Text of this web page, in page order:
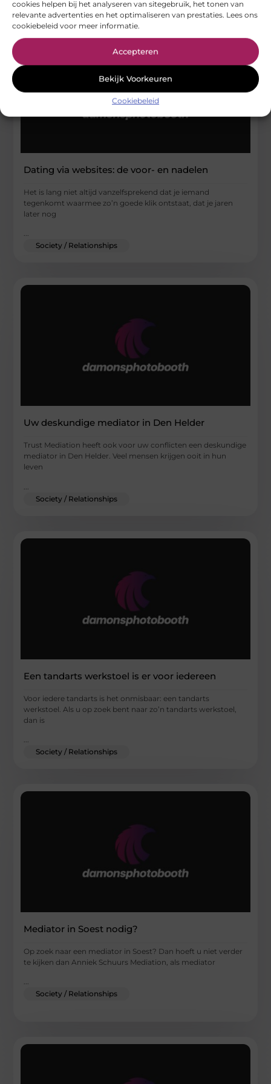
cookies helpen bij het analyseren van sitegebruik, het tonen van
relevante advertenties en het optimaliseren van prestaties. Lees ons
cookiebeleid voor meer informatie.
Accepteren
Bekijk Voorkeuren
Cookiebeleid
Dating via websites: de voor- en nadelen
Het is lang niet altijd vanzelfsprekend dat je iemand
tegenkomt waarmee zo’n goede klik ontstaat, dat je jaren
later nog
...
Society / Relationships
Uw deskundige mediator in Den Helder
Trust Mediation heeft ook voor uw conflicten een deskundige
mediator in Den Helder. Veel mensen krijgen ooit in hun
leven
Society / Relationships
Een tandarts werkstoel is er voor iedereen
Voor iedere tandarts is het onmisbaar: een tandarts
werkstoel. Als u op zoek bent naar zo’n tandarts werkstoel,
dan is
...
Society / Relationships
Mediator in Soest nodig?
Op zoek naar een mediator in Soest? Dan hoeft u niet verder
te kijken dan Anniek Schuurs Mediation, als mediator
...
Society / Relationships